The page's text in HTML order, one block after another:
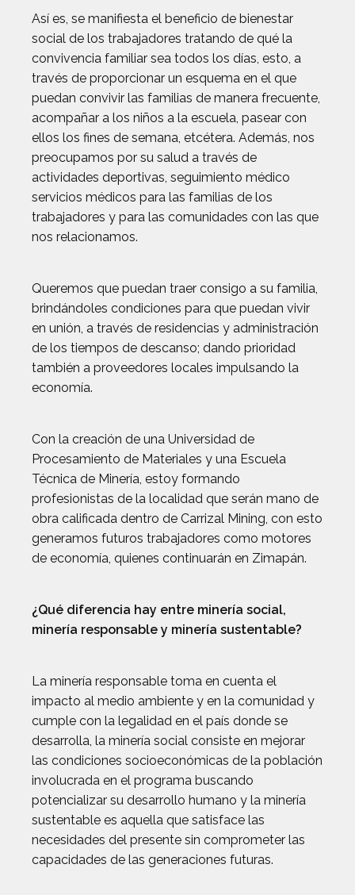
Así es, se manifiesta el beneficio de bienestar
social de los trabajadores tratando de qué la
convivencia familiar sea todos los días, esto, a
través de proporcionar un esquema en el que
puedan convivir las familias de manera frecuente,
acompañar a los niños a la escuela, pasear con
ellos los fines de semana, etcétera. Además, nos
preocupamos por su salud a través de
actividades deportivas, seguimiento médico
servicios médicos para las familias de los
trabajadores y para las comunidades con las que
nos relacionamos.
Queremos que puedan traer consigo a su familia,
brindándoles condiciones para que puedan vivir
en unión, a través de residencias y administración
de los tiempos de descanso; dando prioridad
también a proveedores locales impulsando la
economía.
Con la creación de una Universidad de
Procesamiento de Materiales y una Escuela
Técnica de Minería, estoy formando
profesionistas de la localidad que serán mano de
obra calificada dentro de Carrizal Mining, con esto
generamos futuros trabajadores como motores
de economía, quienes continuarán en Zimapán.
¿Qué diferencia hay entre minería social,
minería responsable y minería sustentable?
La minería responsable toma en cuenta el
impacto al medio ambiente y en la comunidad y
cumple con la legalidad en el país donde se
desarrolla, la minería social consiste en mejorar
las condiciones socioeconómicas de la población
involucrada en el programa buscando
potencializar su desarrollo humano y la minería
sustentable es aquella que satisface las
necesidades del presente sin comprometer las
capacidades de las generaciones futuras.